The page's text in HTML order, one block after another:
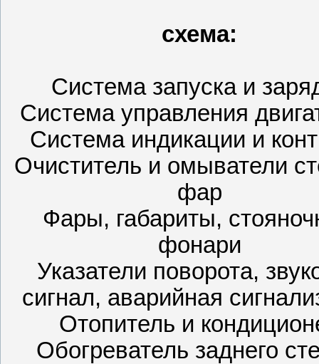
схема:
Система запуска и
Система управления
Система индикации и
Очиститель и омыватели
фар
Фары, габариты,
фонари
Указатели поворота,
сигнал, аварийная
Отопитель и
Обогреватель заднего